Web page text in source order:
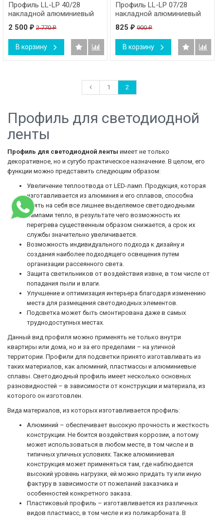
Профиль LL-LP 40/28
накладной алюминиевый
2 500 ₽ 2 770₽
В корзину
Профиль LL-LP 07/28
накладной алюминиевый
825 ₽ 900₽
В корзину
1 2
Профиль для светодиодной
ленты
Профиль для светодиодной ленты имеет не только
декоративное, но и сугубо практическое назначение. В целом, его
функции можно представить следующим образом:
Увеличение теплоотвода от LED-ламп. Продукция, которая
изготавливается из алюминия и его сплавов, способна
взять на себя все лишнее выделяемое светодиодными
лампами тепло, в результате чего возможность их
перегрева существенным образом снижается, а срок их
службы значительно увеличивается.
Возможность индивидуального подхода к дизайну и
создания наиболее подходящего освещения путем
организации рассеянного света.
Защита светильников от воздействия извне, в том числе от
попадания пыли и влаги.
Улучшение и оптимизация интерьера благодаря изменению
места для размещения светодиодных элементов.
Подсветка может быть смонтирована даже в самых
труднодоступных местах.
Данный вид профиля можно применять не только внутри
квартиры или дома, но и за его пределами – на уличной
территории. Профили для подсветки принято изготавливать из
таких материалов, как алюминий, пластмассы и алюминиевые
сплавы. Светодиодный профиль имеет несколько основных
разновидностей – в зависимости от конструкции и материала, из
которого он изготовлен.
Вида материалов, из которых изготавливается профиль:
Алюминий – обеспечивает высокую прочность и жесткость
конструкции. Не боится воздействия коррозии, а потому
может использоваться в любом месте, в том числе и в
типичных уличных условиях. Также алюминиевая
конструкция может применяться там, где наблюдается
высокий уровень нагрузки, ей можно придать ту или иную
фактуру в зависимости от пожеланий заказчика и
особенностей конкретного заказа.
Пластиковый профиль – изготавливается из различных
видов пластмасс, в том числе и из поликарбоната. В